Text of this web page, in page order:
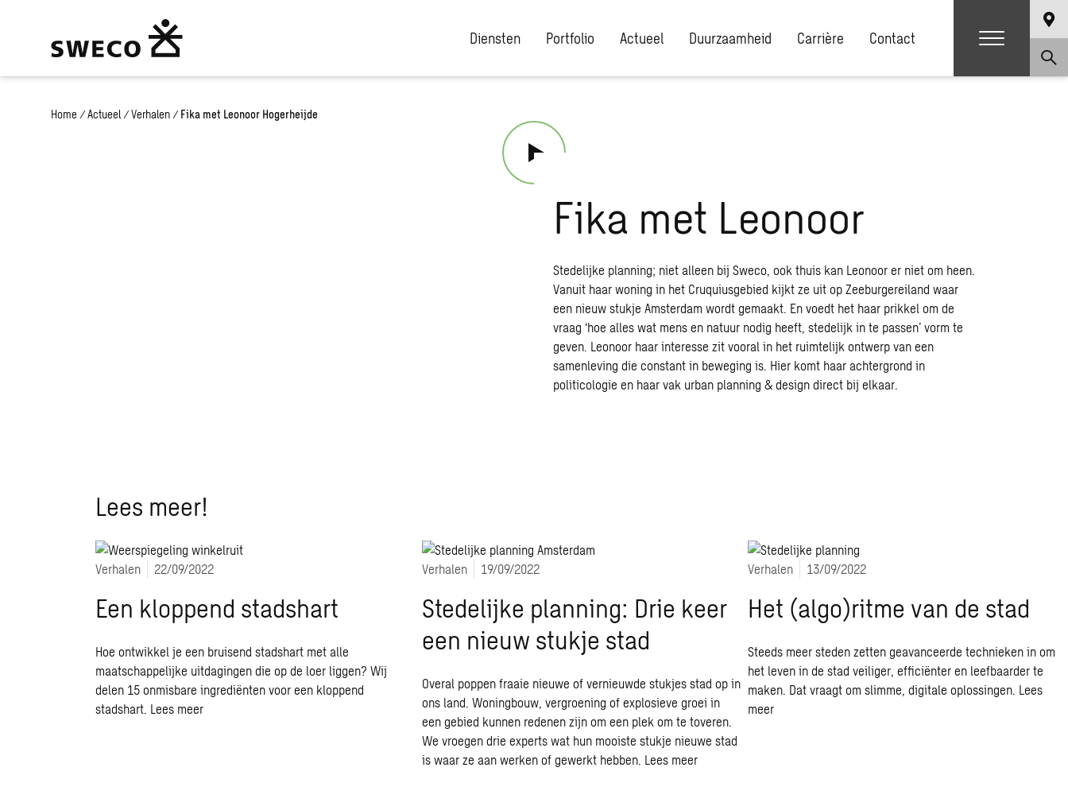
Diensten Portfolio Actueel Duurzaamheid Carrière Contact
Home / Actueel / Verhalen / Fika met Leonoor Hogerheijde
Fika met Leonoor
Stedelijke planning; niet alleen bij Sweco, ook thuis kan Leonoor er niet om heen.
Vanuit haar woning in het Cruquiusgebied kijkt ze uit op Zeeburgereiland waar
een nieuw stukje Amsterdam wordt gemaakt. En voedt het haar prikkel om de
vraag ‘hoe alles wat mens en natuur nodig heeft, stedelijk in te passen’ vorm te
geven. Leonoor haar interesse zit vooral in het ruimtelijk ontwerp van een
samenleving die constant in beweging is. Hier komt haar achtergrond in
politicologie en haar vak urban planning & design direct bij elkaar.
Lees meer!
Verhalen 22/09/2022
Een kloppend stadshart
Hoe ontwikkel je een bruisend stadshart met alle
maatschappelijke uitdagingen die op de loer liggen? Wij
delen 15 onmisbare ingrediënten voor een kloppend
stadshart. Lees meer
Verhalen 19/09/2022
Stedelijke planning: Drie keer
een nieuw stukje stad
Overal poppen fraaie nieuwe of vernieuwde stukjes stad op in
ons land. Woningbouw, vergroening of explosieve groei in
een gebied kunnen redenen zijn om een plek om te toveren.
We vroegen drie experts wat hun mooiste stukje nieuwe stad
is waar ze aan werken of gewerkt hebben. Lees meer
Verhalen 13/09/2022
Het (algo)ritme van de stad
Steeds meer steden zetten geavanceerde technieken in om
het leven in de stad veiliger, efficiënter en leefbaarder te
maken. Dat vraagt om slimme, digitale oplossingen. Lees
meer